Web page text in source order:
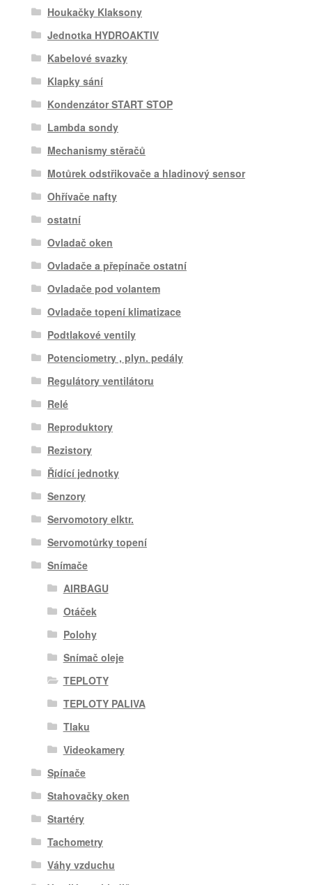
Houkačky Klaksony
Jednotka HYDROAKTIV
Kabelové svazky
Klapky sání
Kondenzátor START STOP
Lambda sondy
Mechanismy stěračů
Motůrek odstřikovače a hladinový sensor
Ohřívače nafty
ostatní
Ovladač oken
Ovladače a přepínače ostatní
Ovladače pod volantem
Ovladače topení klimatizace
Podtlakové ventily
Potenciometry , plyn. pedály
Regulátory ventilátoru
Relé
Reproduktory
Rezistory
Řídící jednotky
Senzory
Servomotory elktr.
Servomotůrky topení
Snímače
AIRBAGU
Otáček
Polohy
Snímač oleje
TEPLOTY
TEPLOTY PALIVA
Tlaku
Videokamery
Spínače
Stahovačky oken
Startéry
Tachometry
Váhy vzduchu